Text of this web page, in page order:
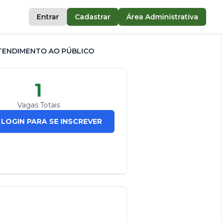
Entrar Cadastrar Área Administrativa
AO PÚBLICO
1
Vagas Totais
PARA SE INSCREVER